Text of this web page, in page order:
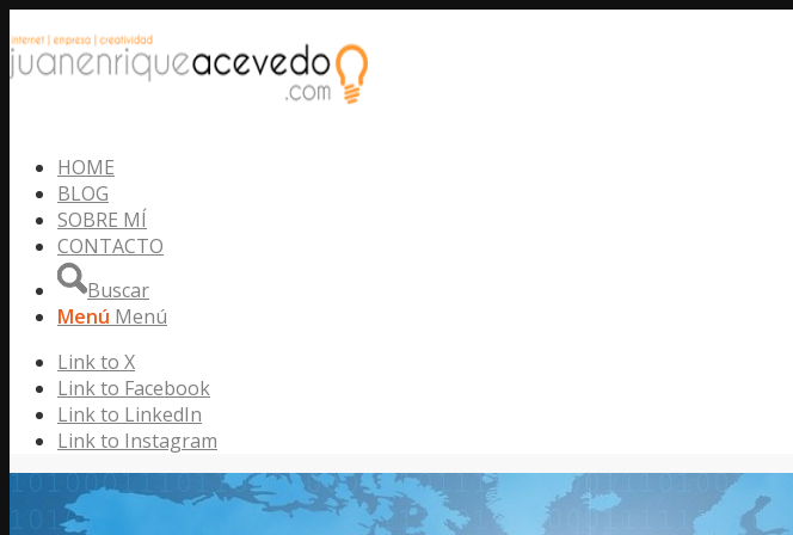
HOME
BLOG
SOBRE MÍ
CONTACTO
Buscar
Menú Menú
Link to X
Link to Facebook
Link to LinkedIn
Link to Instagram